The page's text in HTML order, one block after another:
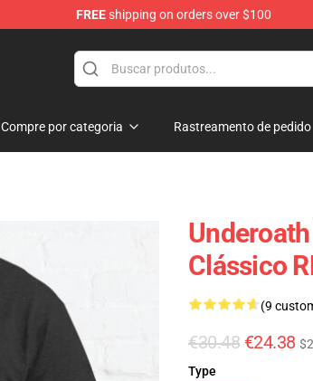
FREEshipping on orders over $100
Compre por categoria Rastreamento de pedido
Clássico
(9
€30.48 €24.38
Type